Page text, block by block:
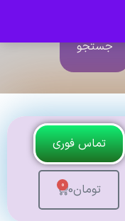
جستجو
تماس فوری
تومان0
0